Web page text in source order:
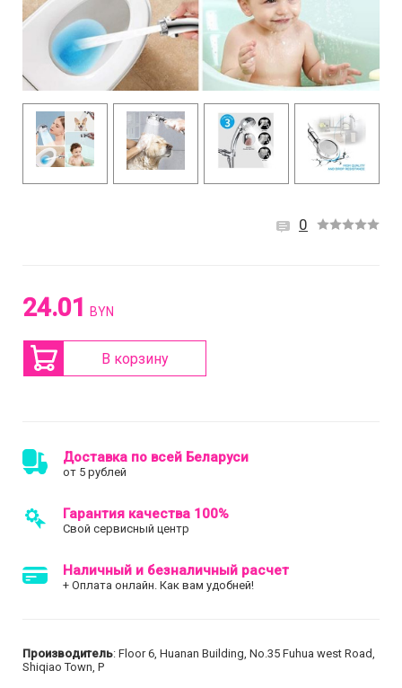
0
24.01 BYN
В корзину
Доставка по всей Беларуси
от 5 рублей
Гарантия качества 100%
Свой сервисный центр
Наличный и безналичный расчет
+ Оплата онлайн. Как вам удобней!
Производитель: Floor 6, Huanan Building, No.35 Fuhua west Road,
Shiqiao Town, P